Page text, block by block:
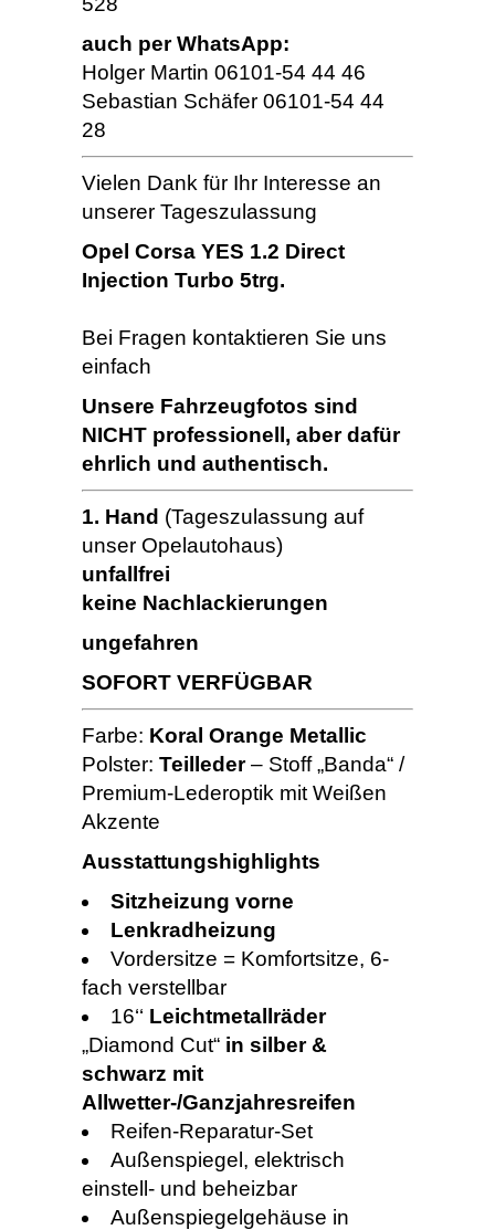
auch per WhatsApp:
Holger Martin 06101-54 44 46
Sebastian Schäfer 06101-54 44
28
Vielen Dank für Ihr Interesse an
unserer Tageszulassung
Opel Corsa YES 1.2 Direct
Injection Turbo 5trg.
Bei Fragen kontaktieren Sie uns
einfach
Unsere Fahrzeugfotos sind
NICHT professionell, aber dafür
ehrlich und authentisch.
1. Hand (Tageszulassung auf
unser Opelautohaus)
unfallfrei
keine Nachlackierungen
ungefahren
SOFORT VERFÜGBAR
Farbe: Koral Orange Metallic
Polster: Teilleder– Stoff „Banda“ /
Premium-Lederoptik mit Weißen
Akzente
Ausstattungshighlights
Sitzheizung vorne
Lenkradheizung
Vordersitze = Komfortsitze, 6-
fach verstellbar
16‘‘ Leichtmetallräder
„Diamond Cut“ in silber &
schwarz mit
Allwetter-/Ganzjahresreifen
Reifen-Reparatur-Set
Außenspiegel, elektrisch
einstell- und beheizbar
Außenspiegelgehäuse in